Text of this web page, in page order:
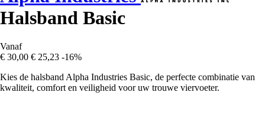
Halsband Basic
Vanaf
€ 30,00 € 25,23 -16%
Kies de halsband Alpha Industries Basic, de perfecte combinatie van
kwaliteit, comfort en veiligheid voor uw trouwe viervoeter.